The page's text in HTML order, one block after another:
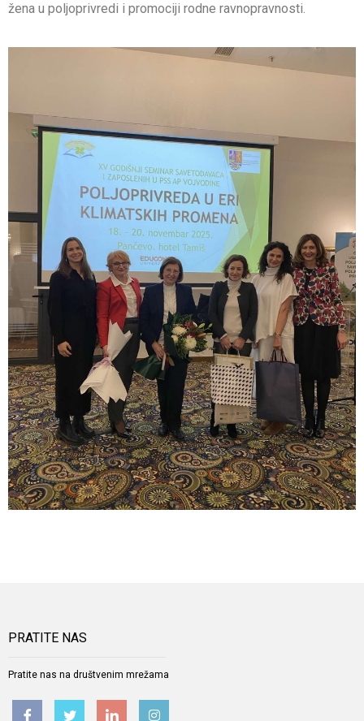
žena u poljoprivredi i promociji rodne ravnopravnosti.
PRATITE NAS
Pratite nas na društvenim mrežama